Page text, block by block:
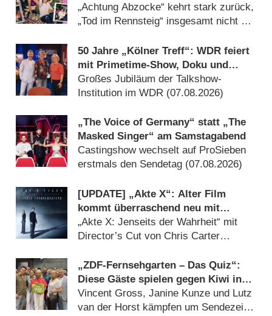
holt Zielgruppensieg
„Achtung Abzocke“ kehrt stark zurück,
„Tod im Rennsteig“ insgesamt nicht zu
50 Jahre „Kölner Treff“: WDR feiert
mit Primetime-Show, Doku und
Rückblicken
Großes Jubiläum der Talkshow-
Institution im WDR (07.08.2026)
„The Voice of Germany“ statt „The
Masked Singer“ am Samstagabend
Castingshow wechselt auf ProSieben
erstmals den Sendetag (07.08.2026)
[UPDATE] „Akte X“: Alter Film
kommt überraschend neu mit
deutlich mehr Horror
„Akte X: Jenseits der Wahrheit“ mit
Director’s Cut von Chris Carter
„ZDF-Fernsehgarten – Das Quiz“:
Diese Gäste spielen gegen Kiwi in
der Sonderfolge am 9. August 2026
Vincent Gross, Janine Kunze und Lutz
van der Horst kämpfen um Sendezeit